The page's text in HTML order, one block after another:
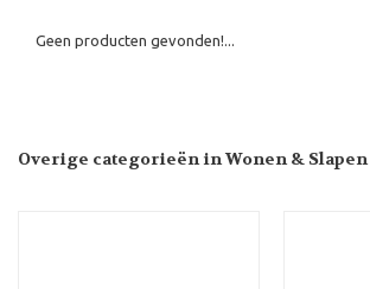
Geen producten gevonden!...
Overige categorieën in Wonen & Slapen